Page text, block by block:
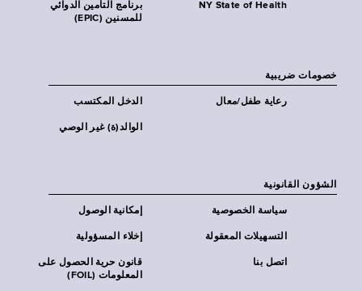
برنامج التأمين الدوائي
للمسنين (EPIC)
NY State of Health
خصومات ضريبية
الدخل المكتسب رعاية طفل/معال
الوالد(ة) غير الوصي
الشؤون القانونية
إمكانية الوصول سياسة الخصوصية
إخلاء المسؤولية التسهيلات المعقولة
قانون حرية الحصول على
المعلومات (FOIL)
اتصل بنا